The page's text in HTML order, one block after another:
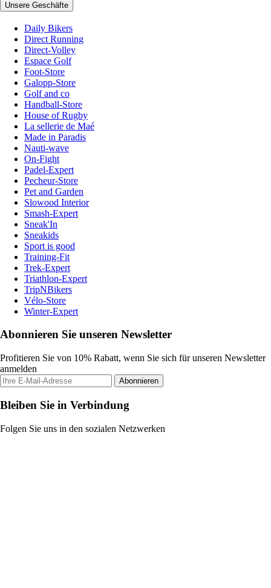
Unsere Geschäfte
Daily Bikers
Direct Running
Direct-Volley
Espace Golf
Foot-Store
Galopp-Store
Golf and co
Handball-Store
House of Rugby
La sellerie de Maé
Made in Paradis
Nauti-wave
On-Fight
Padel-Expert
Pecheur-Store
Pet and Garden
Slowood Interior
Smash-Expert
Sneak'In
Sneakids
Sport is good
Training-Fit
Trek-Expert
Triathlon-Expert
TripNBikers
Vélo-Store
Winter-Expert
Abonnieren Sie unseren Newsletter
Profitieren Sie von 10% Rabatt, wenn Sie sich für unseren Newsletter
anmelden
Abonnieren
Bleiben Sie in Verbindung
Folgen Sie uns in den sozialen Netzwerken